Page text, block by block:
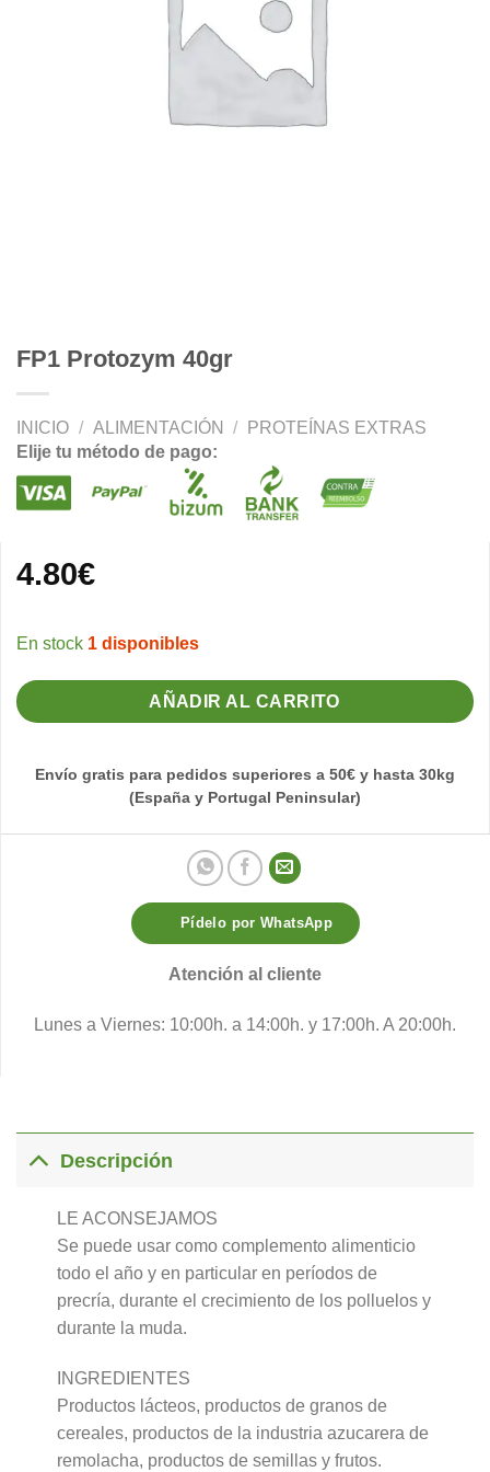
FP1 Protozym 40gr
INICIO / ALIMENTACIÓN /
PROTEÍNAS EXTRAS
Elije tu método de pago:
4.80€
1 disponibles
AÑADIR AL CARRITO
Envío gratis para pedidos superiores a 50€ y hasta 30kg
(España y Portugal Peninsular)
Pídelo por WhatsApp
Atención al cliente
Lunes a Viernes: 10:00h. a 14:00h. y 17:00h. A 20:00h.
Descripción
LE ACONSEJAMOS
Se puede usar como complemento alimenticio
todo el año y en particular en períodos de
precría, durante el crecimiento de los polluelos y
durante la muda.
INGREDIENTES
Productos lácteos, productos de granos de
cereales, productos de la industria azucarera de
remolacha, productos de semillas y frutos.